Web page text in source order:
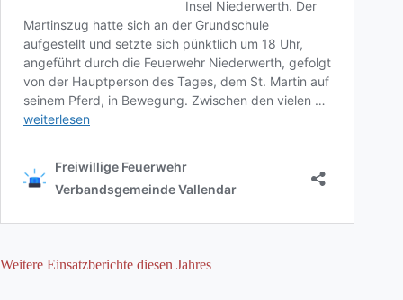
Weitere Einsatzberichte diesen Jahres